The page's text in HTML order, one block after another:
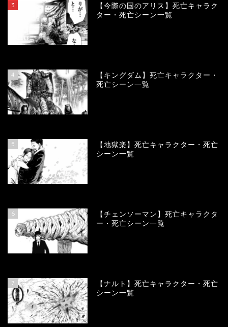
3
【今際の国のアリス】死亡キャラク
ター・死亡シーン一覧
4
【キングダム】死亡キャラクター・
死亡シーン一覧
5
【地獄楽】死亡キャラクター・死亡
シーン一覧
6
【チェンソーマン】死亡キャラクタ
ー・死亡シーン一覧
7
【ナルト】死亡キャラクター・死亡
シーン一覧